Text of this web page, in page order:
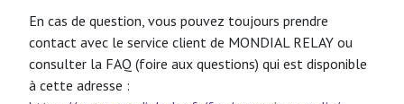
En cas de question, vous pouvez toujours prendre
contact avec le service client de MONDIAL RELAY ou
consulter la FAQ (foire aux questions) qui est disponible
à cette adresse :